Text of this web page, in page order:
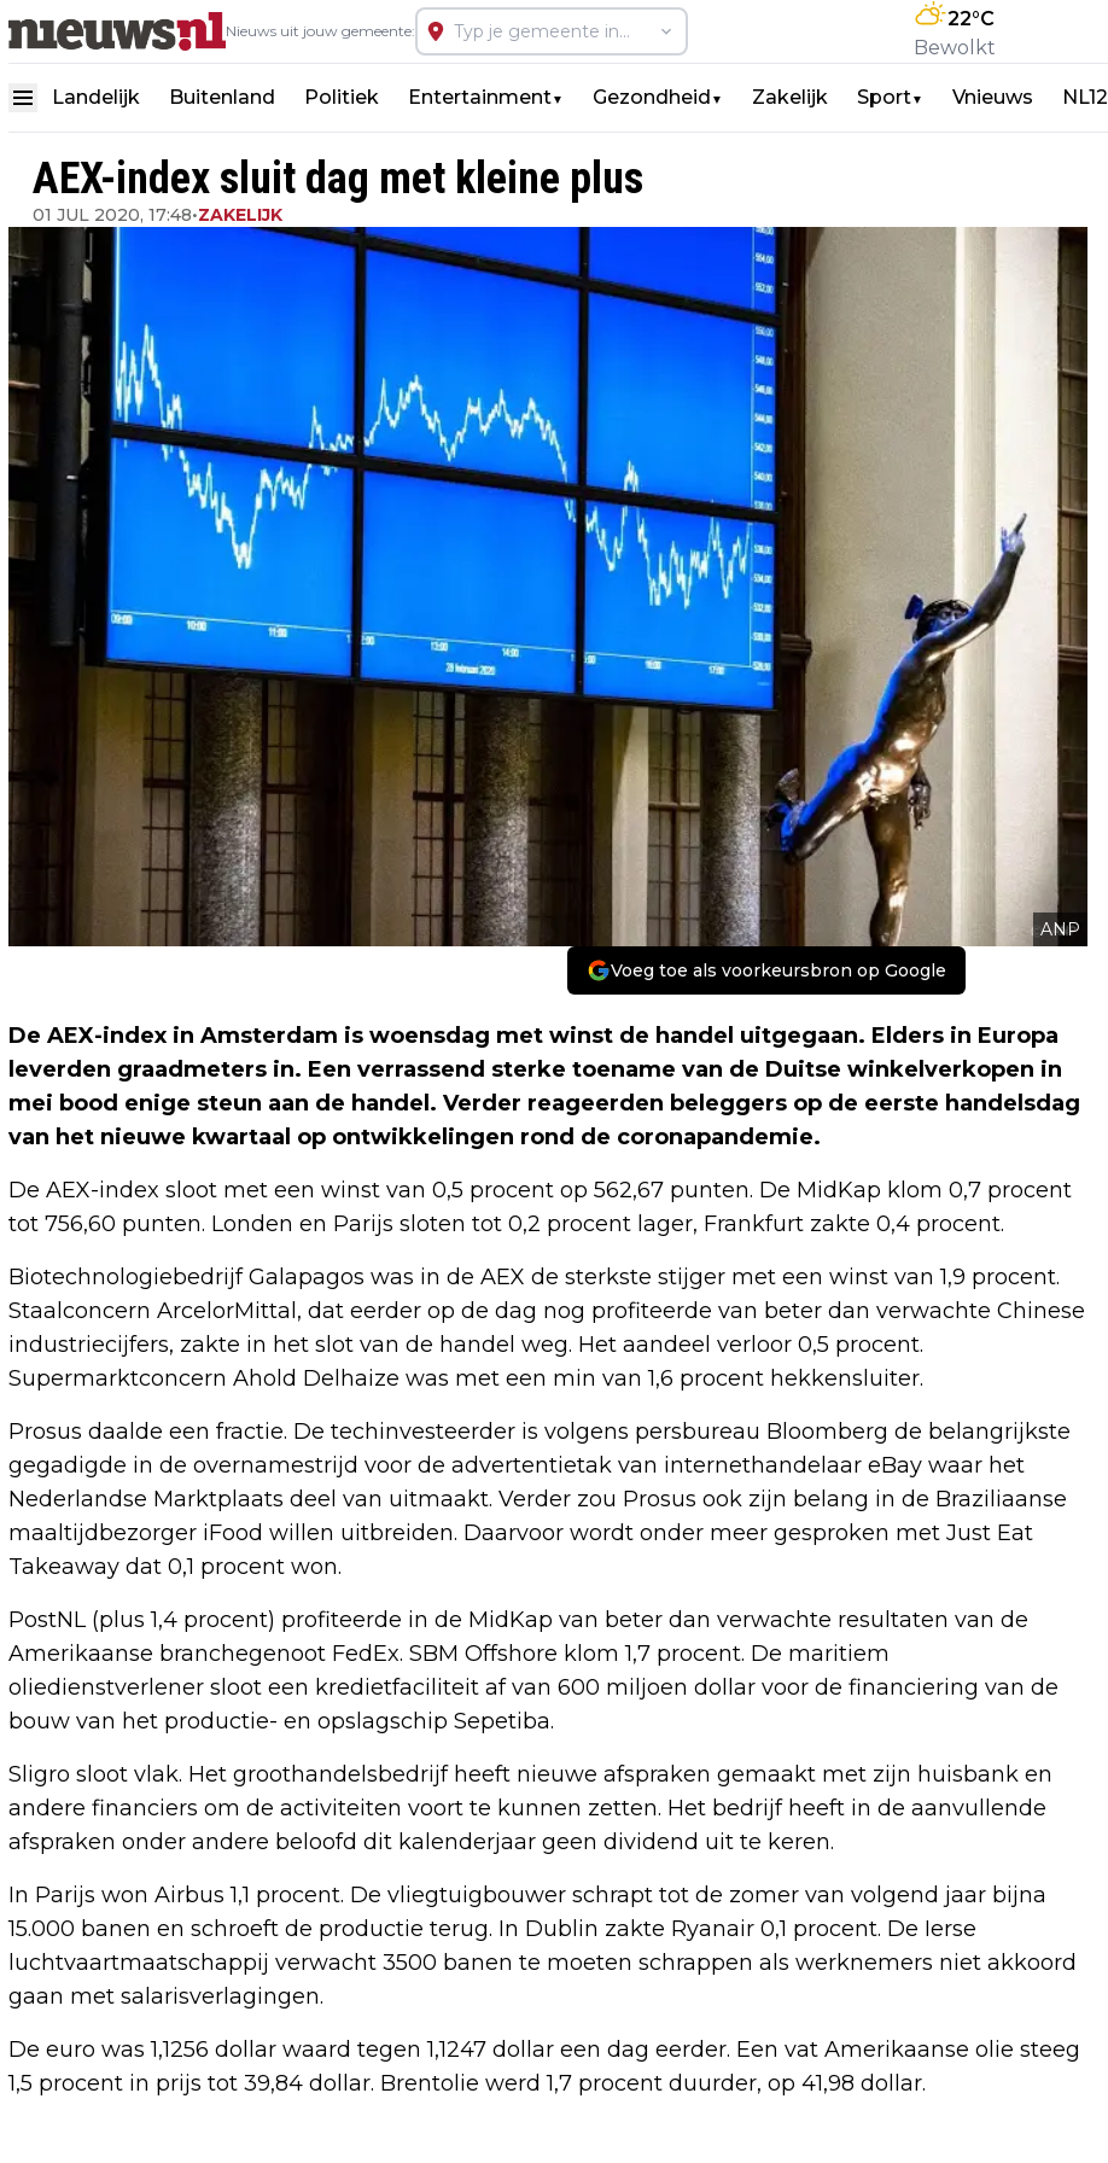
Nieuws uit jouw gemeente:
22°C
Bewolkt
Landelijk Buitenland Politiek Entertainment▼ Gezondheid ▼ Zakelijk Sport▼ Vnieuws NL12
AEX-index sluit dag met kleine plus
01 JUL 2020, 17:48•ZAKELIJK
ANP
Voeg toe als voorkeursbron op Google
De AEX-index in Amsterdam is woensdag met winst de handel uitgegaan. Elders in Europa
leverden graadmeters in. Een verrassend sterke toename van de Duitse winkelverkopen in
mei bood enige steun aan de handel. Verder reageerden beleggers op de eerste handelsdag
van het nieuwe kwartaal op ontwikkelingen rond de coronapandemie.
De AEX-index sloot met een winst van 0,5 procent op 562,67 punten. De MidKap klom 0,7 procent
tot 756,60 punten. Londen en Parijs sloten tot 0,2 procent lager, Frankfurt zakte 0,4 procent.
Biotechnologiebedrijf Galapagos was in de AEX de sterkste stijger met een winst van 1,9 procent.
Staalconcern ArcelorMittal, dat eerder op de dag nog profiteerde van beter dan verwachte Chinese
industriecijfers, zakte in het slot van de handel weg. Het aandeel verloor 0,5 procent.
Supermarktconcern Ahold Delhaize was met een min van 1,6 procent hekkensluiter.
Prosus daalde een fractie. De techinvesteerder is volgens persbureau Bloomberg de belangrijkste
gegadigde in de overnamestrijd voor de advertentietak van internethandelaar eBay waar het
Nederlandse Marktplaats deel van uitmaakt. Verder zou Prosus ook zijn belang in de Braziliaanse
maaltijdbezorger iFood willen uitbreiden. Daarvoor wordt onder meer gesproken met Just Eat
Takeaway dat 0,1 procent won.
PostNL (plus 1,4 procent) profiteerde in de MidKap van beter dan verwachte resultaten van de
Amerikaanse branchegenoot FedEx. SBM Offshore klom 1,7 procent. De maritiem
oliedienstverlener sloot een kredietfaciliteit af van 600 miljoen dollar voor de financiering van de
bouw van het productie- en opslagschip Sepetiba.
Sligro sloot vlak. Het groothandelsbedrijf heeft nieuwe afspraken gemaakt met zijn huisbank en
andere financiers om de activiteiten voort te kunnen zetten. Het bedrijf heeft in de aanvullende
afspraken onder andere beloofd dit kalenderjaar geen dividend uit te keren.
In Parijs won Airbus 1,1 procent. De vliegtuigbouwer schrapt tot de zomer van volgend jaar bijna
15.000 banen en schroeft de productie terug. In Dublin zakte Ryanair 0,1 procent. De Ierse
luchtvaartmaatschappij verwacht 3500 banen te moeten schrappen als werknemers niet akkoord
gaan met salarisverlagingen.
De euro was 1,1256 dollar waard tegen 1,1247 dollar een dag eerder. Een vat Amerikaanse olie steeg
1,5 procent in prijs tot 39,84 dollar. Brentolie werd 1,7 procent duurder, op 41,98 dollar.